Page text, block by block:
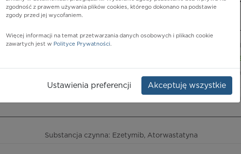
Postać:tabl. powl.
Substancja czynna: Ezetymib, Atorwastatyna
zgodność z prawem używania plików cookies, którego dokonano na podstawie
zgody przed jej wycofaniem.
Więcej informacji na temat przetwarzania danych osobowych i plikach cookie
zawartych jest w Polityce Prywatności.
Ustawienia preferencji Akceptuję wszystkie